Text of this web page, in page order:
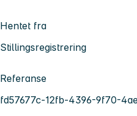
Hentet fra
Stillingsregistrering
Referanse
fd57677c-12fb-4396-9f70-